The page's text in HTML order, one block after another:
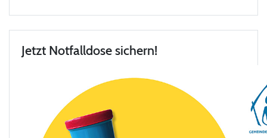
Jetzt Notfalldose sichern!